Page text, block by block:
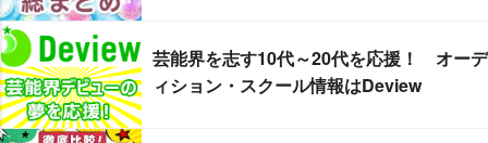
芸能界を志す10代～20代を応援！ オーデ
ィション・スクール情報はDeview